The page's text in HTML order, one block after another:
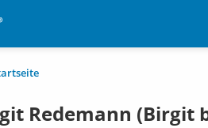
Redemann (Birgit